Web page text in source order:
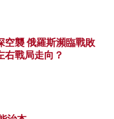
空襲 俄羅斯瀕臨戰敗
右戰局走向？